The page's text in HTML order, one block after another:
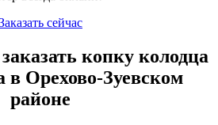
сейчас
копку колодца
в Орехово-Зуевском
районе